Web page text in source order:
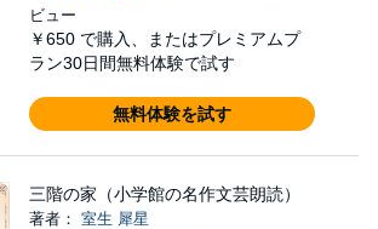
ビュー
￥650 で購入、またはプレミアムプ
ラン30日間無料体験で試す
無料体験を試す
三階の家（小学館の名作文芸朗読）
著者： 室生 犀星